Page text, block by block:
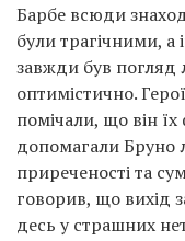
Барбе всюди
були трагічними, а
завжди був
оптимістично.
помічали, що він їх
допомагали Бруно
приреченості та
говорив, що вихід
десь у страшних